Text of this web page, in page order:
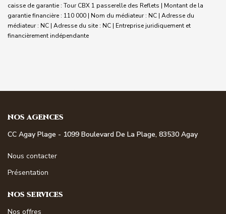
caisse de garantie : Tour CBX 1 passerelle des Reflets | Montant de la
garantie financière : 110 000 | Nom du médiateur : NC | Adresse du
médiateur : NC | Adresse du site : NC | Entreprise juridiquement et
financièrement indépendante
NOS AGENCES
CC Agay Plage - 1099 Boulevard De La Plage, 83530 Agay
Nous contacter
Présentation
NOS SERVICES
Nos offres